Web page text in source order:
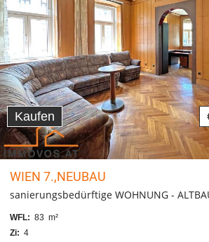
Kaufen
WIEN 7.,NEUBAU
sanierungsbedürftige WOHNUNG -
WFL: 83 m²
Zi: 4